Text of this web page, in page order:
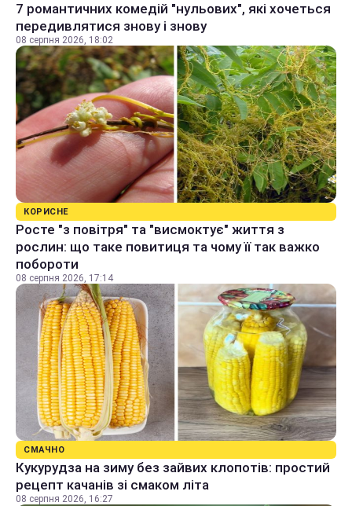
7 романтичних комедій "нульових", які хочеться
передивлятися знову і знову
08 серпня 2026, 18:02
КОРИСНЕ
Росте "з повітря" та "висмоктує" життя з
рослин: що таке повитиця та чому її так важко
побороти
08 серпня 2026, 17:14
СМАЧНО
Кукурудза на зиму без зайвих клопотів: простий
рецепт качанів зі смаком літа
08 серпня 2026, 16:27